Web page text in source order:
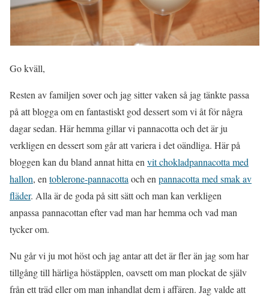
Go kväll,
Resten av familjen sover och jag sitter vaken så jag tänkte passa
på att blogga om en fantastiskt god dessert som vi åt för några
dagar sedan. Här hemma gillar vi pannacotta och det är ju
verkligen en dessert som går att variera i det oändliga. Här på
bloggen kan du bland annat hitta envit chokladpannacotta med
hallon, entoblerone-pannacottaoch enpannacotta med smak av
fläder. Alla är de goda på sitt sätt och man kan verkligen
anpassa pannacottan efter vad man har hemma och vad man
tycker om.
Nu går vi ju mot höst och jag antar att det är fler än jag som har
tillgång till härliga höstäpplen, oavsett om man plockat de själv
från ett träd eller om man inhandlat dem i affären. Jag valde att